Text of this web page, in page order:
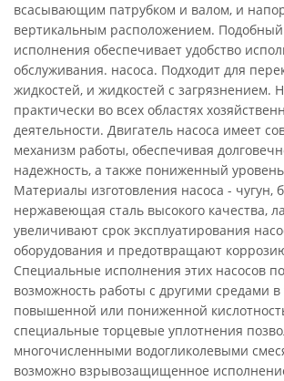
всасывающим патрубком и валом, и
вертикальным расположением.
исполнения обеспечивает удобство
обслуживания. насоса. Подходит для
жидкостей, и жидкостей с загрязнением.
практически во всех областях
деятельности. Двигатель насоса имеет
механизм работы, обеспечивая
надежность, а также пониженный
Материалы изготовления насоса - чугун,
нержавеющая сталь высокого качества,
увеличивают срок эксплуатирования
оборудования и предотвращают
Специальные исполнения этих насосов
возможность работы с другими средами в
повышенной или пониженной
специальные торцевые уплотнения
многочисленными водогликолевыми
возможно взрывозащищенное